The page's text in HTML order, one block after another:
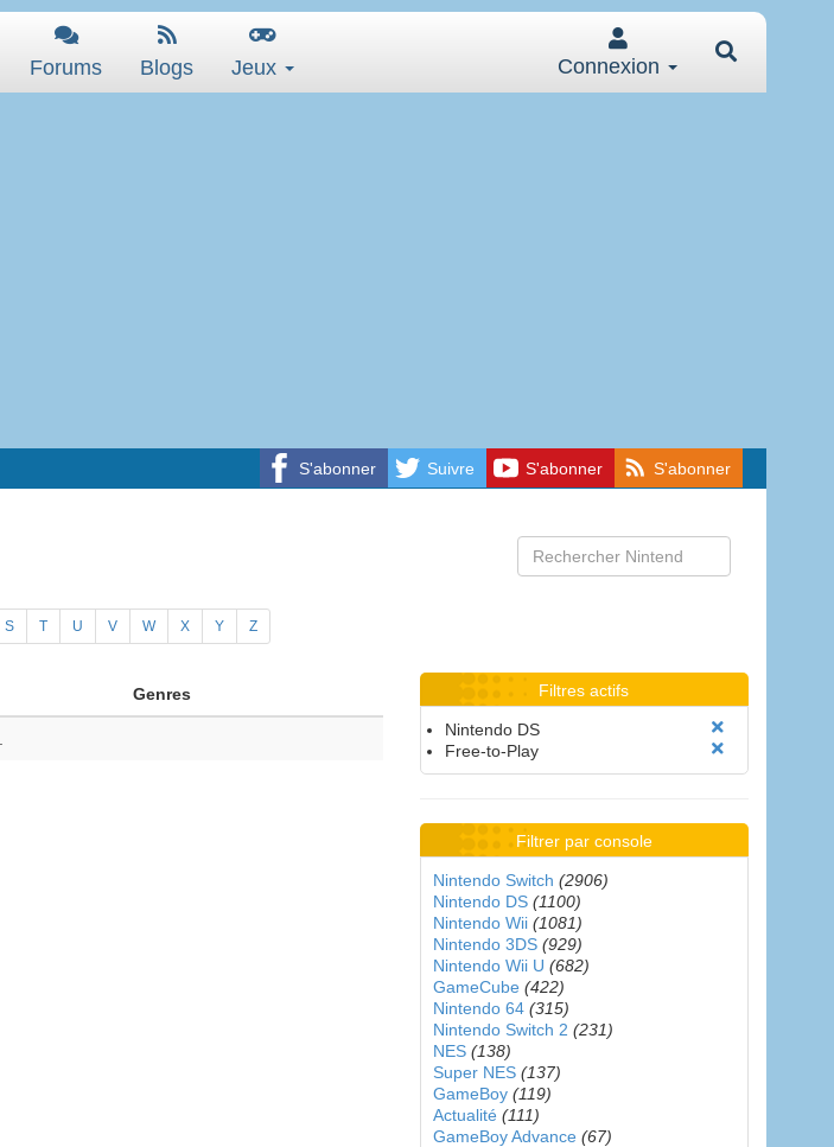
Forums Blogs Jeux Connexion
S'abonner Suivre S'abonner S'abonner
S T U V W X Y Z
Genres Filtres actifs
Nintendo DS
Free-to-Play
Filtrer par console
Nintendo Switch (2906)
Nintendo DS (1100)
Nintendo Wii (1081)
Nintendo 3DS (929)
Nintendo Wii U (682)
GameCube (422)
Nintendo 64 (315)
Nintendo Switch 2 (231)
NES (138)
Super NES (137)
GameBoy (119)
Actualité (111)
GameBoy Advance (67)